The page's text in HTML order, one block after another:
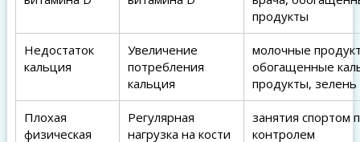
продукты
Недостаток
кальция
Увеличение
потребления
кальция
молочные
обогащенные
продукты, зелень
Плохая
физическая
Регулярная
нагрузка на кости
занятия спортом
контролем